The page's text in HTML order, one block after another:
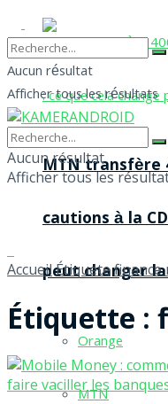
MTN transfère
cautions à la
peut changer
Orange
MTN
Aucun résultat
Afficher tous les résultats
Aucun résultat
Afficher tous les
Accueil Étiquetefinance
Étiquette :